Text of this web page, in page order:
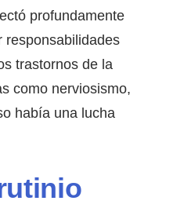
profundamente
responsabilidades
trastornos de la
como nerviosismo,
había una lucha